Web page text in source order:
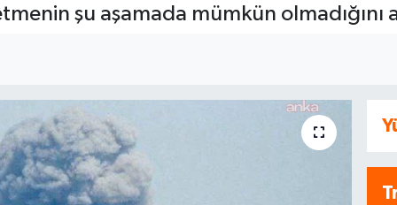
şu aşamada mümkün olmadığını